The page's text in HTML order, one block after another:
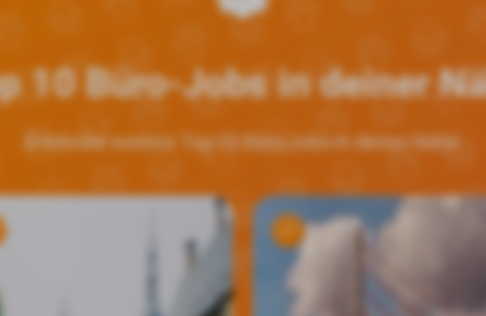
10 Büro-Jobs in deiner
Entdecke weitere Top 10 Büro-Jobs in deiner Nähe